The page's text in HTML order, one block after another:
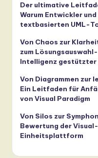
Der ultimative
Warum Entwickler
textbasierten UML-
Von Chaos zur
zum
Intelligenz gestützter
Von Diagrammen zur
Ein Leitfaden für
von Visual Paradigm
Von Silos zur
Bewertung der
Einheitsplattform